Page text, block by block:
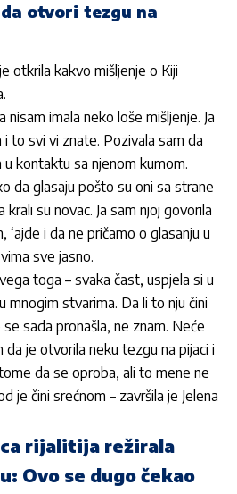
otvori tezgu na
otkrila kakvo mišljenje o Kiji
nisam imala neko loše mišljenje. Ja
i to svi vi znate. Pozivala sam da
u kontaktu sa njenom kumom.
da glasaju pošto su oni sa strane
krali su novac. Ja sam njoj govorila
‘ajde i da ne pričamo o glasanju u
sve jasno.
toga – svaka čast, uspjela si u
mnogim stvarima. Da li to nju čini
sada pronašla, ne znam. Neće
da je otvorila neku tezgu na pijaci i
da se oproba, ali to mene ne
je čini srećnom – završila je Jelena
rijalitija režirala
Ovo se dugo čekao